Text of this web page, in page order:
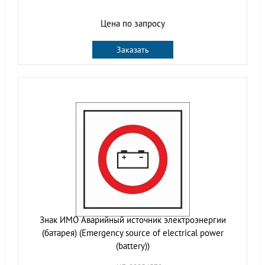
Цена по запросу
Заказать
Знак ИМО Аварийный источник электроэнергии
(батарея) (Emergency source of electrical power
(battery))